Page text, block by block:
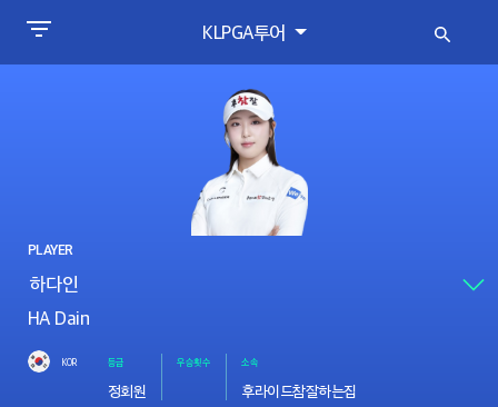
KLPGA투어
PLAYER
HA Dain
KOR 등급
정회원
우승횟수 소속
후라이드참잘하는집